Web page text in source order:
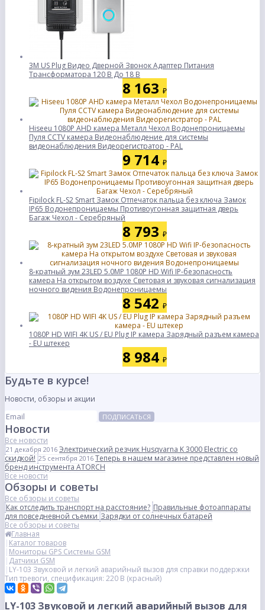
3M US Plug Видео Дверной Звонок Адаптер Питания
Трансформатора 120 В До 18 В
8 163 ₽
Hiseeu 1080P AHD камера Металл Чехол Водонепроницаемы
Пуля CCTV камера Видеонаблюдение для системы
видеонаблюдения Видеорегистратор - PAL
9 714 ₽
Fipilock FL-S2 Smart Замок Отпечаток пальца без ключа Замок
IP65 Водонепроницаемы Противоугонная защитная дверь
Багаж Чехол - Серебряный
8 793 ₽
8-кратный зум 23LED 5.0MP 1080P HD Wifi IP-безопасность
камера На открытом воздухе Световая и звуковая сигнализация
ночного видения Водонепроницаемы
8 542 ₽
1080P HD WIFI 4K US / EU Plug IP камера Зарядный разъем камера
- EU штекер
8 984 ₽
Будьте в курсе!
Новости, обзоры и акции
ПОДПИСАТЬСЯ
Новости
Все новости
21 декабря 2016 Электрический резчик Husqvarna K 3000 Electric со
скидкой! 25 сентября 2016 Теперь в нашем магазине представлен новый
бренд инструмента ATORCH
Все новости
Обзоры и советы
Все обзоры и советы
Как отследить транспорт на расстояние? Правильные фотоаппараты
для повседневной съемкиЗарядки от солнечных батарей
Все обзоры и советы
Главная
Каталог товаров
Мониторы GPS Системы GSM
Датчики GSM
LY-103 Звуковой и легкий аварийный вызов для справки поддержки
Тип тревоги, спецификация: 220 В (красный)
LY-103 Звуковой и легкий аварийный вызов для